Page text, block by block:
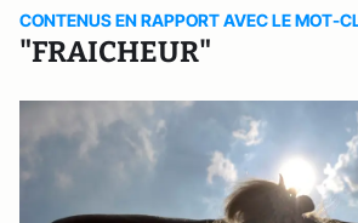
CONTENUS EN RAPPORT AVEC LE MOT-
"FRAICHEUR"